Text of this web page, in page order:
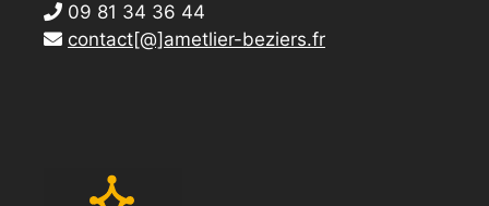
09 81 34 36 44
contact[@]ametlier-beziers.fr